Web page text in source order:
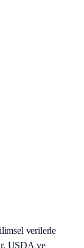
verilerle
USDA ve